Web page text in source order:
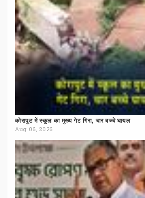
कोरापुट में स्कूल का मुख्य गेट गिरा, चार बच्चे घायल
Aug 06, 2026